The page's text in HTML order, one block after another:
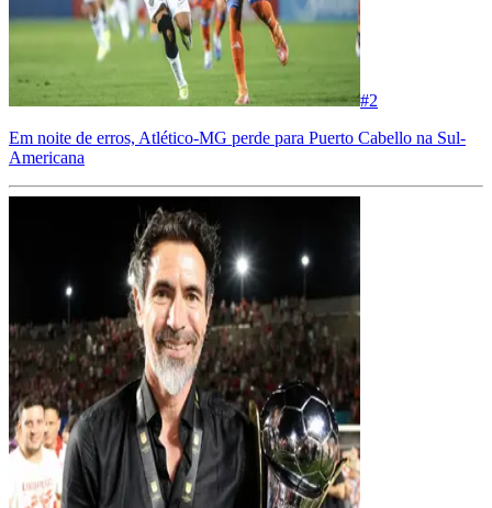
#2
Em noite de erros, Atlético-MG perde para Puerto Cabello na Sul-
Americana